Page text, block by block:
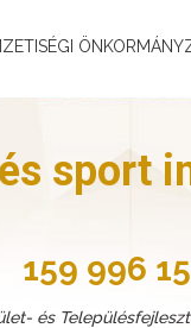
sport
159 996
és